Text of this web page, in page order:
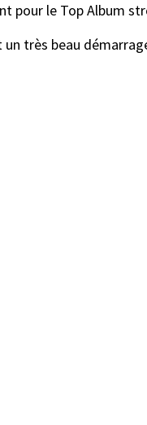
pour le Top Album
très beau